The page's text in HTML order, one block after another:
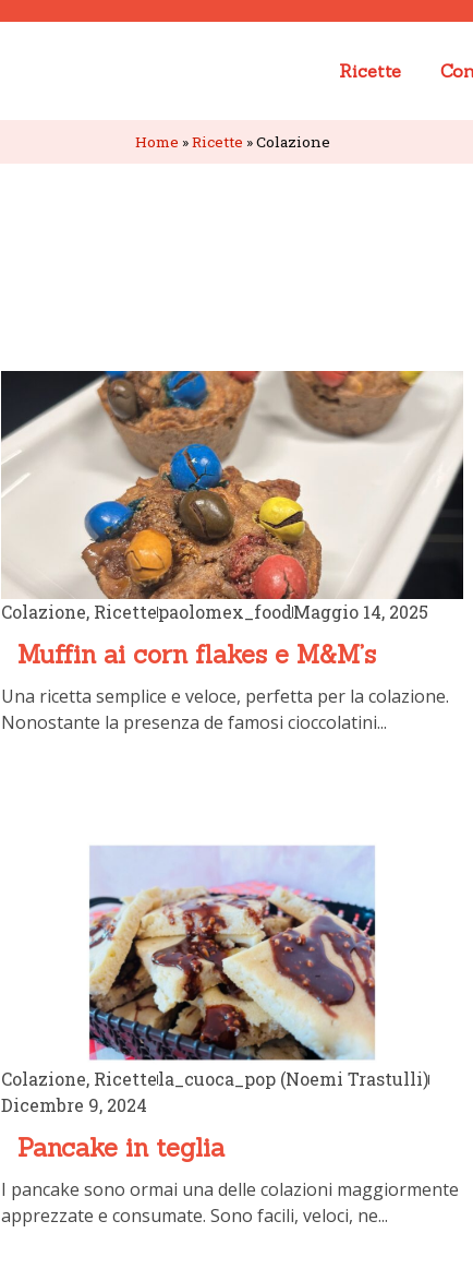
Ricette
Home »Ricette »Colazione
Colazione, Ricettepaolomex_foodMaggio 14, 2025
Muffin ai corn flakes e M&M’s
Una ricetta semplice e veloce, perfetta per la colazione.
Nonostante la presenza de famosi cioccolatini...
Colazione, Ricettela_cuoca_pop (Noemi Trastulli)
Dicembre 9, 2024
Pancake in teglia
I pancake sono ormai una delle colazioni maggiormente
apprezzate e consumate. Sono facili, veloci, ne...